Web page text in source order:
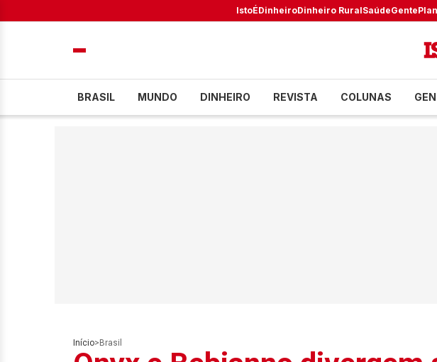
IstoÉDinheiroDinheiro RuralSaúdeGente
BRASIL MUNDO DINHEIRO REVISTA COLUNAS
Início> Brasil